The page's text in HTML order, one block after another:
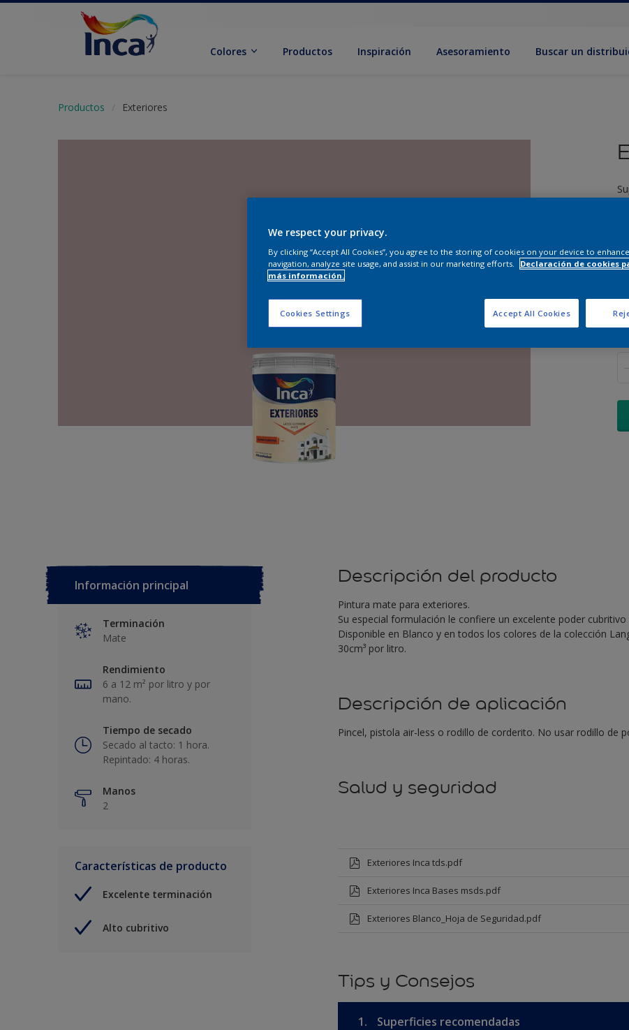
Colores Productos Inspiración Asesoramiento Buscar un
Productos Exteriores
Información principal
Terminación
Mate
Rendimiento
6 a 12 m² por litro y por
mano.
Tiempo de secado
Secado al tacto: 1 hora.
Repintado: 4 horas.
Manos
2
Características de producto
Excelente terminación
Alto cubritivo
Descripción del producto
Pintura mate para exteriores.
Su especial formulación le confiere un excelente poder
Disponible en Blanco y en todos los colores de la colección
30cm³ por litro.
Descripción de aplicación
Pincel, pistola air-less o rodillo de corderito. No usar rodillo de
Salud y seguridad
Exteriores Inca tds.pdf
Exteriores Inca Bases msds.pdf
Exteriores Blanco_Hoja de Seguridad.pdf
Tips y Consejos
1. Superficies recomendadas
We respect your privacy.
By clicking “Accept All Cookies”, you agree to the storing of cookies on your device to
navigation, analyze site usage, and assist in our marketing efforts.
Declaración de cookies
más información.
Cookies Settings Accept All Cookies